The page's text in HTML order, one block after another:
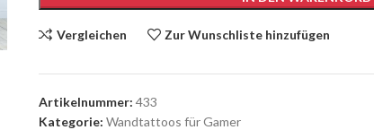
Vergleichen Zur Wunschliste hinzufügen
Artikelnummer: 433
Kategorie: Wandtattoos für Gamer